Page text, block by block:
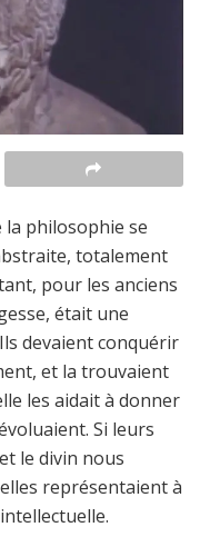
philosophie se
totalement
pour les anciens
était une
devaient conquérir
et la trouvaient
les aidait à donner
Si leurs
le divin nous
représentaient à